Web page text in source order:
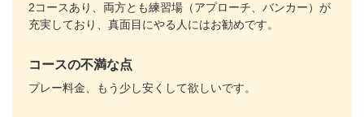
2コースあり、両方とも練習場（アプローチ、バンカー）が
充実しており、真面目にやる人にはお勧めです。
コースの不満な点
プレー料金、もう少し安くして欲しいです。